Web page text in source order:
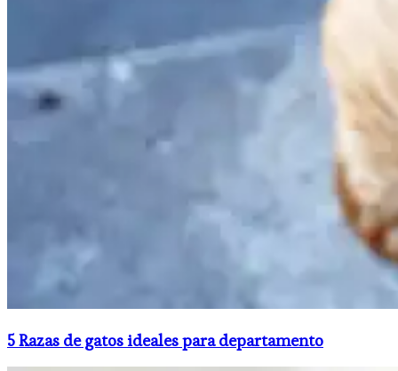
5 Razas de gatos ideales para departamento